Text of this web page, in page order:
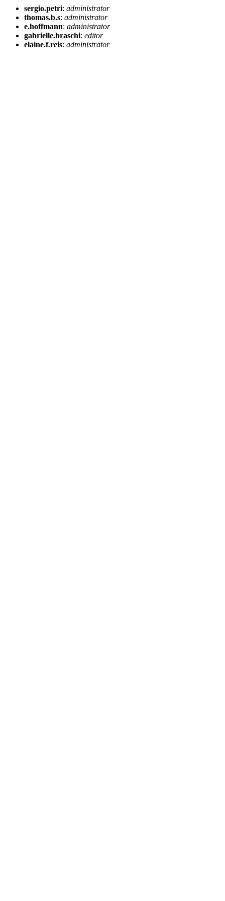
sergio.petri: administrator
thomas.b.s: administrator
e.hoffmann: administrator
gabrielle.braschi: editor
elaine.f.reis: administrator